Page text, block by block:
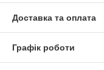
Доставка та оплата
Графік роботи